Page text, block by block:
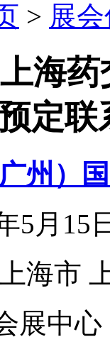
> 展
海
定联
州）
5月15
海市
展中